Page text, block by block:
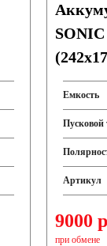
Емкость
Пусковой
Артикул
9000
при обмене